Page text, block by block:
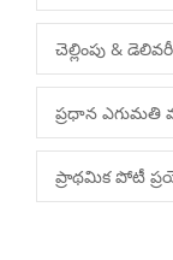
చెల్లింపు & డెలివరీ
ప్రధాన ఎగుమతి
ప్రాథమిక పోటీ